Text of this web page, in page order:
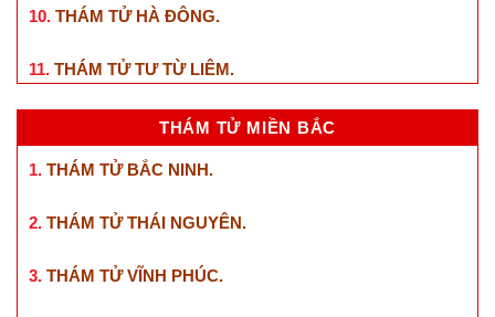
10. THÁM TỬ HÀ ĐÔNG.
11. THÁM TỬ TƯ TỪ LIÊM.
THÁM TỬ MIỀN BẮC
1. THÁM TỬ BẮC NINH.
2. THÁM TỬ THÁI NGUYÊN.
3. THÁM TỬ VĨNH PHÚC.